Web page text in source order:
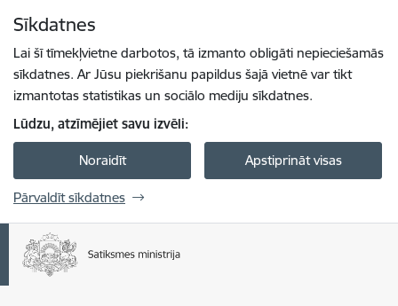
Sīkdatnes
Lai šī tīmekļvietne darbotos, tā izmanto obligāti nepieciešamās
sīkdatnes. Ar Jūsu piekrišanu papildus šajā vietnē var tikt
izmantotas statistikas un sociālo mediju sīkdatnes.
Lūdzu, atzīmējiet savu izvēli:
Noraidīt Apstiprināt visas
Pārvaldīt sīkdatnes